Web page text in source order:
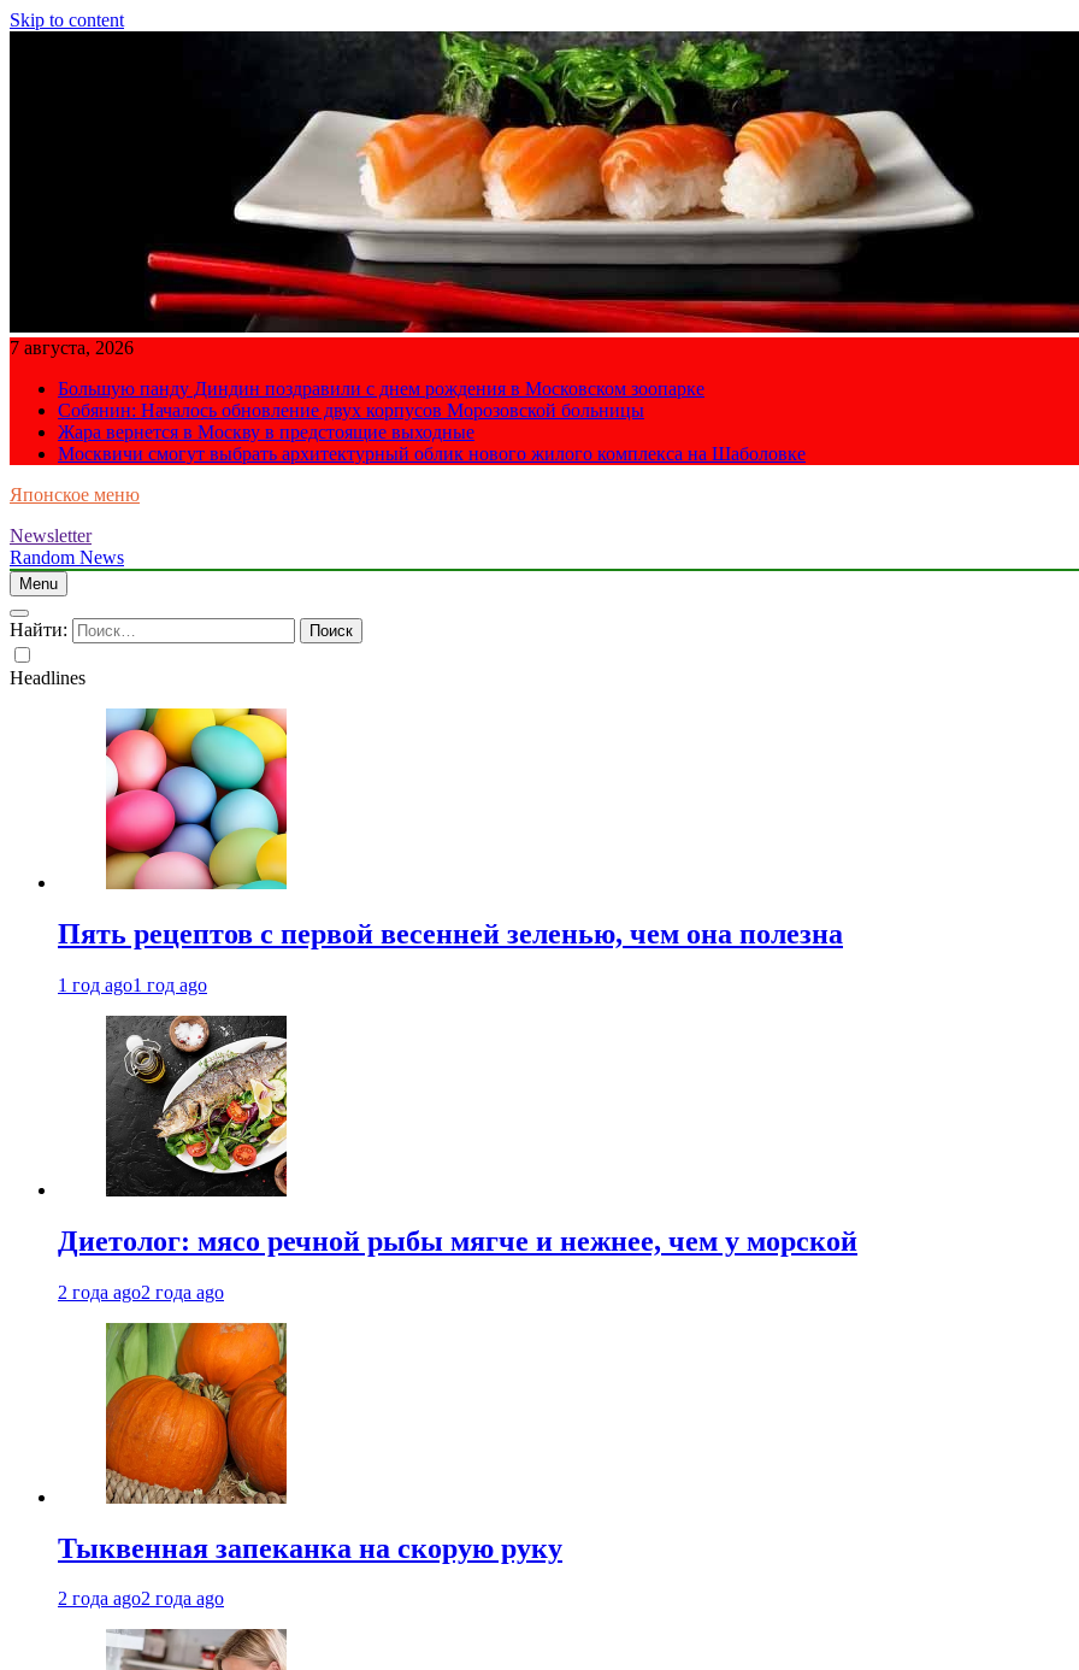
Skip to content
7 августа, 2026
Большую панду Диндин поздравили с днем рождения в Московском зоопарке
Собянин: Началось обновление двух корпусов Морозовской больницы
Жара вернется в Москву в предстоящие выходные
Москвичи смогут выбрать архитектурный облик нового жилого комплекса на Шаболовке
Японское меню
Newsletter
Random News
Menu
Найти:
Headlines
Пять рецептов с первой весенней зеленью, чем она полезна
1 год ago1 год ago
Диетолог: мясо речной рыбы мягче и нежнее, чем у морской
2 года ago2 года ago
Тыквенная запеканка на скорую руку
2 года ago2 года ago